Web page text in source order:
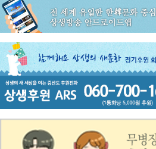
공지사항 ON AIR 서비스 장애 복구